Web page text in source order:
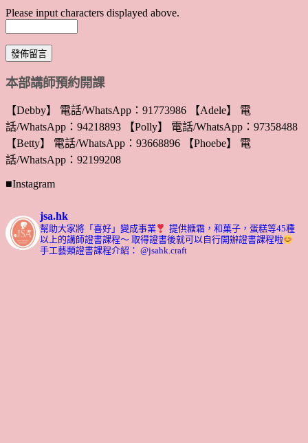
Please input characters displayed above.
本部講師預約開課
【Debby】 電話/WhatsApp：91773986 【Adele】 電
話/WhatsApp：94218893 【Polly】 電話/WhatsApp：97358488
【Betty】 電話/WhatsApp：93668896 【Phoebe】 電
話/WhatsApp：92199208
■Instagram
jsa.hk
幫助大家將「喜好」變成事業
提供糖霜，和菓子，蛋糕等45種
以上的講師證書課程～ 取得證書後就可以自行開辦證書課程啦
手工藝類證書課程介紹： @jsahk.craft